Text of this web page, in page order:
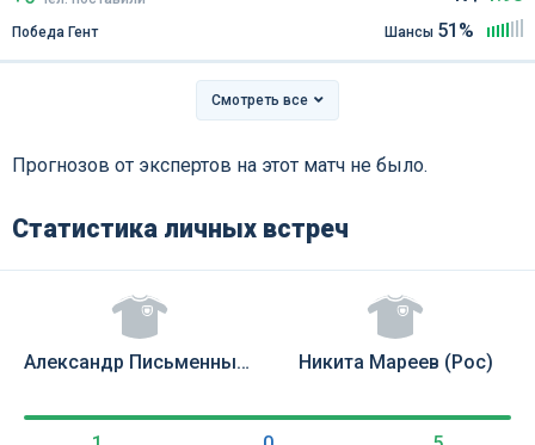
Победа Гент
Шансы 51%
Смотреть все
Прогнозов от экспертов на этот матч не было.
Статистика личных встреч
Александр Письменный (Рос) Никита Мареев (Рос)